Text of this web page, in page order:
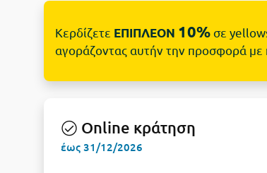
Κερδίζετε ΕΠΙΠΛΕΟΝ 10%σε
αγοράζοντας αυτήν την προσφορά με
Online κράτηση
έως 31/12/2026